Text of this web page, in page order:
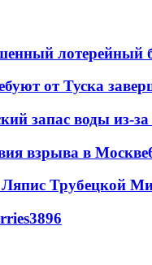
лотерейный
от Туска
запас воды из-
взрыва в Москве
Трубецкой
3896